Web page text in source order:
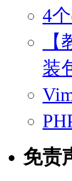
4
装
免责